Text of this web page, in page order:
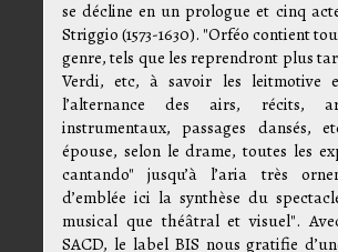
se décline en un prologue et cinq
Striggio (1573-1630). "Orféo contient
genre, tels que les reprendront plus
Verdi, etc, à savoir les leitmotive
l’alternance des airs, récits,
instrumentaux, passages dansés,
épouse, selon le drame, toutes les
cantando" jusqu’à l’aria très
d’emblée ici la synthèse du
musical que théâtral et visuel".
SACD, le label BIS nous gratifie